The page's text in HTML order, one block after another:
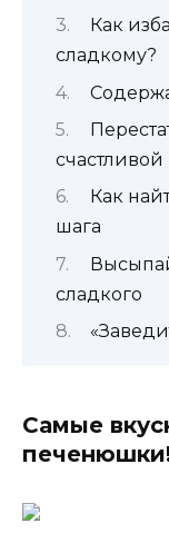
Как
сладкому?
счастливой
Как
шага
сладкого
Самые